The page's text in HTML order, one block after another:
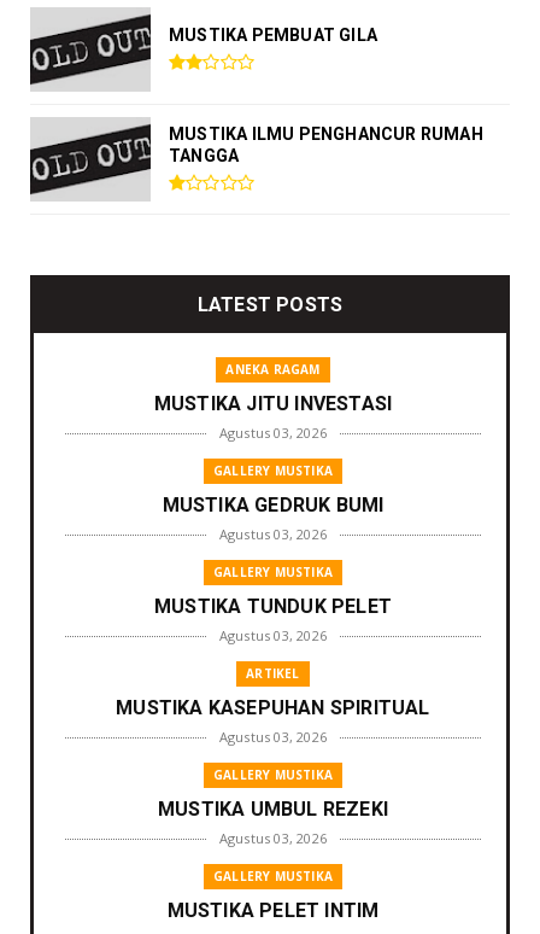
MUSTIKA PEMBUAT GILA
MUSTIKA ILMU PENGHANCUR RUMAH
TANGGA
LATEST POSTS
ANEKA RAGAM
MUSTIKA JITU INVESTASI
Agustus 03, 2026
GALLERY MUSTIKA
MUSTIKA GEDRUK BUMI
Agustus 03, 2026
GALLERY MUSTIKA
MUSTIKA TUNDUK PELET
Agustus 03, 2026
ARTIKEL
MUSTIKA KASEPUHAN SPIRITUAL
Agustus 03, 2026
GALLERY MUSTIKA
MUSTIKA UMBUL REZEKI
Agustus 03, 2026
GALLERY MUSTIKA
MUSTIKA PELET INTIM